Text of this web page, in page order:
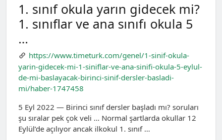
1. sınıf okula yarın gidecek mi?
1. sınıflar ve ana sınıfı okula 5
…
https://www.timeturk.com/genel/1-sinif-okula-
yarin-gidecek-mi-1-siniflar-ve-ana-sinifi-okula-5-eylul-
de-mi-baslayacak-birinci-sinif-dersler-basladi-
mi/haber-1747458
5 Eyl 2022 — Birinci sınıf dersler başladı mı? soruları
şu sıralar pek çok veli … Normal şartlarda okullar 12
Eylül’de açılıyor ancak ilkokul 1. sınıf …